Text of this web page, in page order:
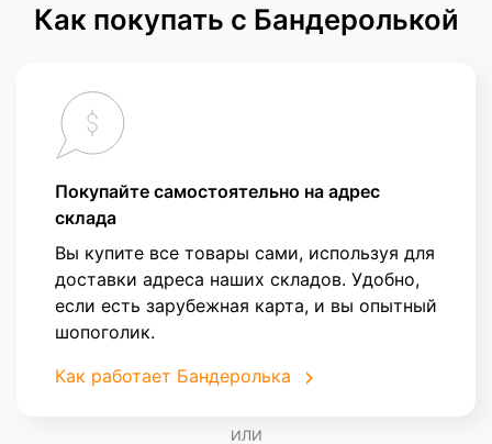
Как покупать с Бандеролькой
Покупайте самостоятельно на адрес
склада
Вы купите все товары сами, используя для
доставки адреса наших складов. Удобно,
если есть зарубежная карта, и вы опытный
шопоголик.
Как работает Бандеролька
ИЛИ